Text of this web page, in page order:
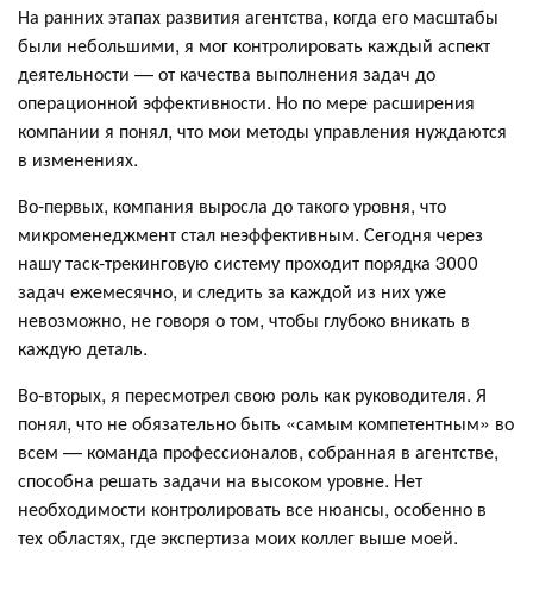
На ранних этапах развития агентства, когда его масштабы
были небольшими, я мог контролировать каждый аспект
деятельности — от качества выполнения задач до
операционной эффективности. Но по мере расширения
компании я понял, что мои методы управления нуждаются
в изменениях.
Во-первых, компания выросла до такого уровня, что
микроменеджмент стал неэффективным. Сегодня через
нашу таск-трекинговую систему проходит порядка 3000
задач ежемесячно, и следить за каждой из них уже
невозможно, не говоря о том, чтобы глубоко вникать в
каждую деталь.
Во-вторых, я пересмотрел свою роль как руководителя. Я
понял, что не обязательно быть «самым компетентным» во
всем — команда профессионалов, собранная в агентстве,
способна решать задачи на высоком уровне. Нет
необходимости контролировать все нюансы, особенно в
тех областях, где экспертиза моих коллег выше моей.